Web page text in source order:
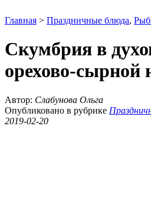
Главная > Праздничные блюда,
Скумбрия в
орехово-сырной
Автор: Слабунова Ольга
Опубликовано в рубрике
2019-02-20